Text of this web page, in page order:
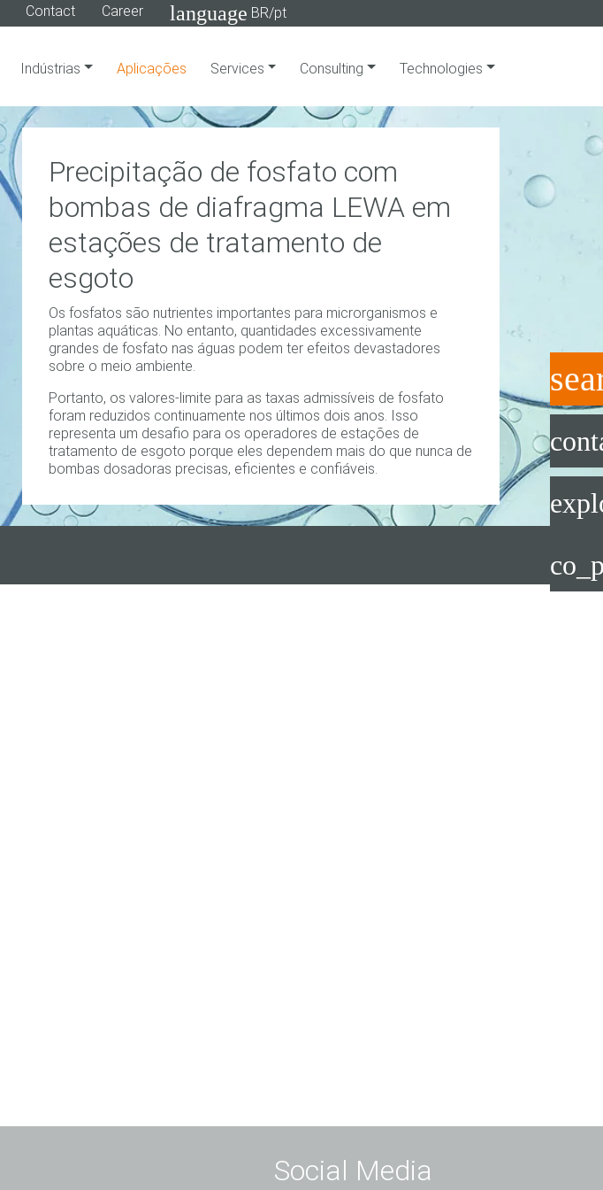
Contact Career language BR/pt
Indústrias Aplicações Services Consulting Technologies
Precipitação de fosfato com
bombas de diafragma LEWA em
estações de tratamento de
esgoto
Os fosfatos são nutrientes importantes para microrganismos e
plantas aquáticas. No entanto, quantidades excessivamente
grandes de fosfato nas águas podem ter efeitos devastadores
sobre o meio ambiente.
Portanto, os valores-limite para as taxas admissíveis de fosfato
foram reduzidos continuamente nos últimos dois anos. Isso
representa um desafio para os operadores de estações de
tratamento de esgoto porque eles dependem mais do que nunca de
bombas dosadoras precisas, eficientes e confiáveis.
Social Media